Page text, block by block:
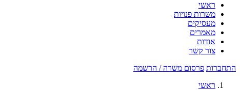
ראשי
משרות פנויות
מעסיקים
מאמרים
אודות
צור קשר
התחברות פרסום משרה / הרשמה
ראשי